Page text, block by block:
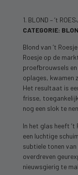
1. BLOND – ’t
CATEGORIE:
Blond van ’t
Roesje op de
proefbrouwsels
oplages, kwamen
Het resultaat is
frisse,
nog een slok te
In het glas heeft ’t
een luchtige
subtiele tonen van
overdreven
nieuwsgierig te